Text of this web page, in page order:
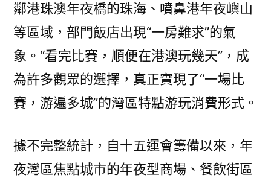
鄰港珠澳年夜橋的珠海、噴鼻港年夜嶼山
等區域，部門飯店出現“一房難求”的氣
象。“看完比賽，順便在港澳玩幾天”，成
為許多觀眾的選擇，真正實現了“一場比
賽，游遍多城”的灣區特點游玩消費形式。
據不完整統計，自十五運會籌備以來，年
夜灣區焦點城市的年夜型商場、餐飲街區